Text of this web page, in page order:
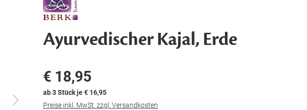
Ayurvedischer Kajal, Erde
€ 18,95
ab 3 Stück je € 16,95
Preise inkl. MwSt. zzgl. Versandkosten